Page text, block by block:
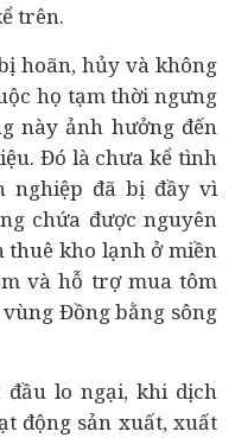
trên.
hoãn, hủy và không
họ tạm thời ngưng
này ảnh hưởng đến
Đó là chưa kể tình
nghiệp đã bị đầy vì
chứa được nguyên
thuê kho lạnh ở miền
và hỗ trợ mua tôm
Đồng bằng sông
đầu lo ngại, khi dịch
động sản xuất, xuất